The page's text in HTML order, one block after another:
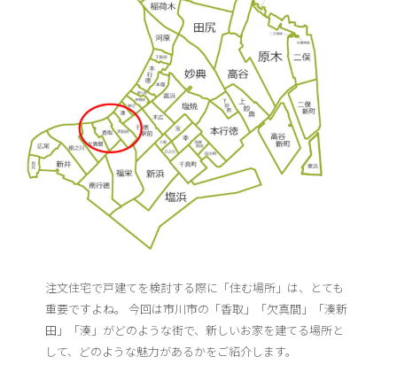
注文住宅で戸建てを検討する際に「住む場所」は、とても
重要ですよね。 今回は市川市の「香取」「欠真間」「湊新
田」「湊」がどのような街で、新しいお家を建てる場所と
して、どのような魅力があるかをご紹介します。